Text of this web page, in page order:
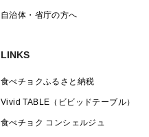
自治体・省庁の方へ
LINKS
食べチョクふるさと納税
Vivid TABLE（ビビッドテーブル）
食べチョク コンシェルジュ